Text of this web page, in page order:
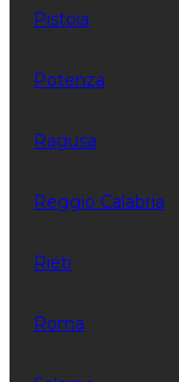
Pistoia
Potenza
Ragusa
Reggio Calabria
Rieti
Roma